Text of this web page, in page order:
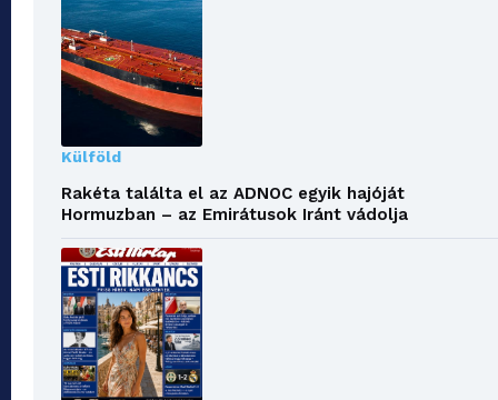
Külföld
Rakéta találta el az ADNOC egyik hajóját
Hormuzban – az Emirátusok Iránt vádolja